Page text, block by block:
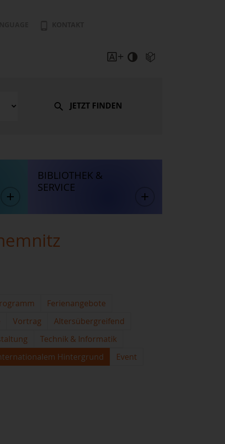
JETZT FINDEN
BIBLIOTHEK &
SERVICE
Ferienangebote
Vortrag
Altersübergreifend
Technik & Informatik
Hintergrund
Event